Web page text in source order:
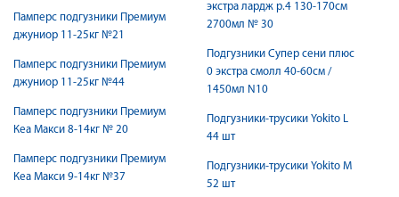
Памперс подгузники Премиум
джуниор 11-25кг №21
Памперс подгузники Премиум
джуниор 11-25кг №44
Памперс подгузники Премиум
Кеа Макси 8-14кг № 20
Памперс подгузники Премиум
Кеа Макси 9-14кг №37
экстра лардж р.4 130-170см
2700мл № 30
Подгузники Супер сени плюс
0 экстра смолл 40-60см /
1450мл N10
Подгузники-трусики Yokito L
44 шт
Подгузники-трусики Yokito M
52 шт